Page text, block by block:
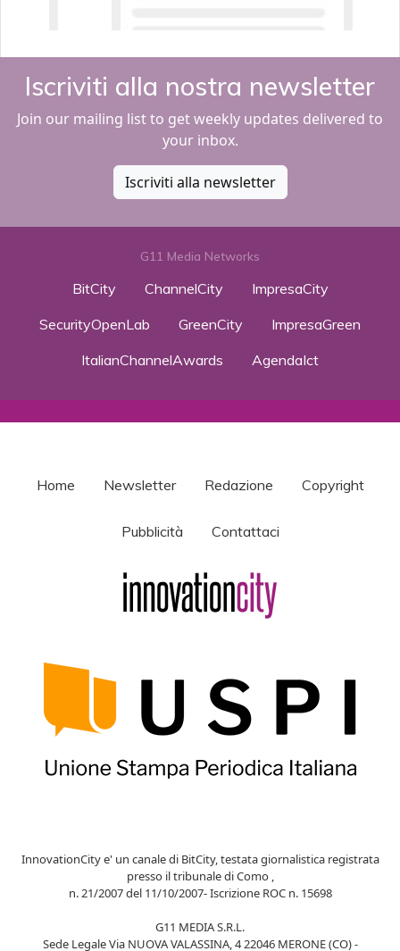
Iscriviti alla nostra newsletter
Join our mailing list to get weekly updates delivered to
your inbox.
Iscriviti alla newsletter
G11 Media Networks
BitCity ChannelCity
ImpresaCity
SecurityOpenLab
GreenCity
ImpresaGreen
ItalianChannelAwards
AgendaIct
Home Newsletter Redazione Copyright
Pubblicità Contattaci
InnovationCity e' un canale di BitCity, testata giornalistica registrata
presso il tribunale di Como ,
n. 21/2007 del 11/10/2007- Iscrizione ROC n. 15698
G11 MEDIA S.R.L.
Sede Legale Via NUOVA VALASSINA, 4 22046 MERONE (CO) -